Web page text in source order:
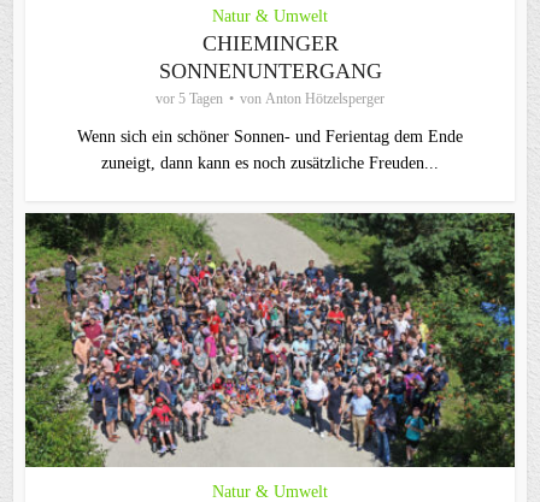
Natur & Umwelt
CHIEMINGER
SONNENUNTERGANG
vor 5 Tagen von Anton Hötzelsperger
Wenn sich ein schöner Sonnen- und Ferientag dem Ende
zuneigt, dann kann es noch zusätzliche Freuden...
Natur & Umwelt